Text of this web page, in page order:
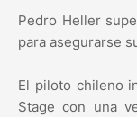
Pedro Heller
para asegurarse
El piloto chileno
Stage con una